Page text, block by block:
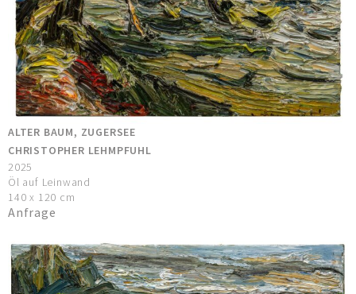
ALTER BAUM, ZUGERSEE
CHRISTOPHER LEHMPFUHL
2025
Öl auf Leinwand
140 x 120 cm
Anfrage